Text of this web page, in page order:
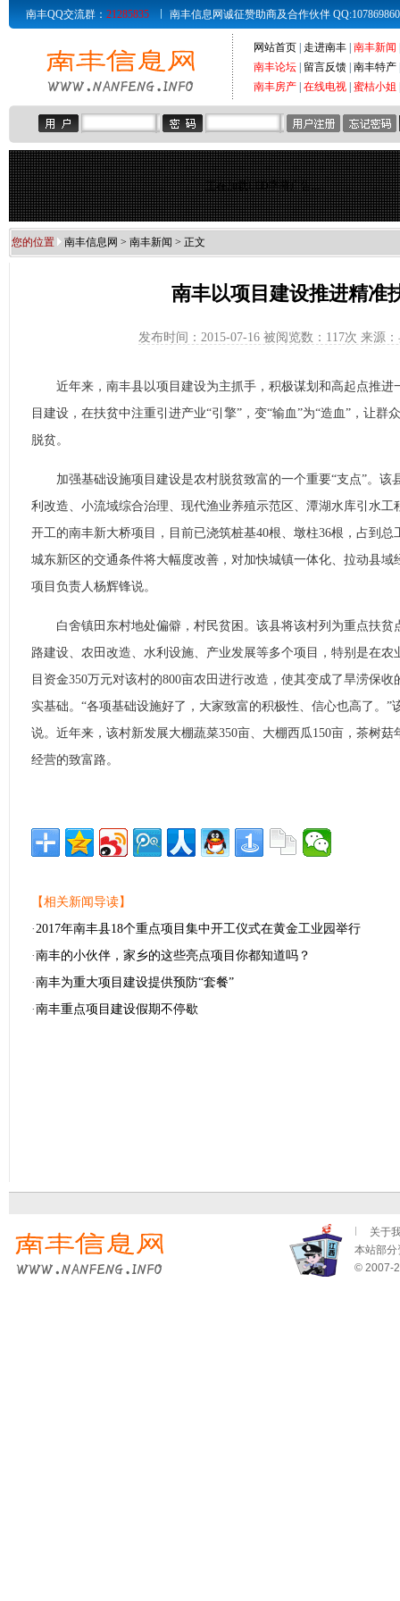
南丰QQ交流群： 21285835 南丰信息网诚征赞助商及合作伙伴
网站首页 走进南丰 南丰新闻
南丰论坛
留言反馈 南丰特产
南丰房产 在线电视 蜜桔小姐
正在加载LED字幕广告...
您的位置 南丰信息网 > 南丰新闻 > 正文
南丰以项目建设推进精准
发布时间：2015-07-16 被阅览数： 117次 来源
近年来，南丰县以项目建设为主抓手，积极谋划和高起点推进
目建设，在扶贫中注重引进产业“引擎”，变“输血”为“造血”，让群
脱贫。
加强基础设施项目建设是农村脱贫致富的一个重要“支点”。该
利改造、小流域综合治理、现代渔业养殖示范区、潭湖水库引水工
开工的南丰新大桥项目，目前已浇筑桩基40根、墩柱36根，占到总
城东新区的交通条件将大幅度改善，对加快城镇一体化、拉动县域
项目负责人杨辉锋说。
白舍镇田东村地处偏僻，村民贫困。该县将该村列为重点扶贫
路建设、农田改造、水利设施、产业发展等多个项目，特别是在农
目资金350万元对该村的800亩农田进行改造，使其变成了旱涝保
实基础。“各项基础设施好了，大家致富的积极性、信心也高了。”
说。近年来，该村新发展大棚蔬菜350亩、大棚西瓜150亩，茶树菇
经营的致富路。
【相关新闻导读】
·2017年南丰县18个重点项目集中开工仪式在黄金工业园举行
·南丰的小伙伴，家乡的这些亮点项目你都知道吗？
·南丰为重大项目建设提供预防“套餐”
·南丰重点项目建设假期不停歇
关于
本站部分
© 2007-